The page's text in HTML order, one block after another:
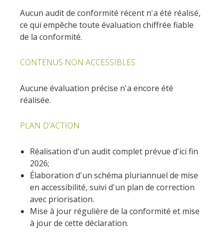
Le château de Belcastel
La crypte d'Auzits
Le petit patrimoine
Visites & musées
Un Oeil sur le Passé à Rignac
Les visites accompagnées
à Goutrens
Goutrens
Le musée de la forge à
Belcastel
Artistes et artisans d'art
La gastronomie
locale
Camping car
Découverte du
terroir
Aucun audit de conformité récent n'a été réalisé,
ce qui empêche toute évaluation chiffrée fiable
de la conformité.
CONTENUS NON ACCESSIBLES
Aucune évaluation précise n'a encore été
réalisée.
PLAN D'ACTION
Réalisation d'un audit complet prévue d'ici fin
2026;
Élaboration d'un schéma pluriannuel de mise
en accessibilité, suivi d'un plan de correction
avec priorisation.
Mise à jour régulière de la conformité et mise
à jour de cette déclaration.